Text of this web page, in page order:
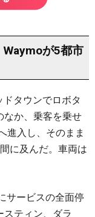
が5都市
タウンでロボタ
なか、乗客を乗せ
進入し、そのまま
に及んだ。車両は
サービスの全面停
スティン、ダラ